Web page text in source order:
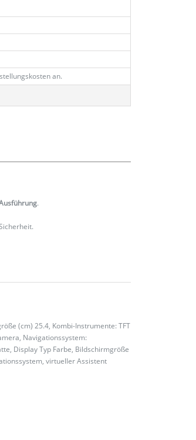
an.
.
(cm) 25.4, Kombi-Instrumente: TFT
Navigationssystem:
Display Typ Farbe, Bildschirmgröße
virtueller Assistent